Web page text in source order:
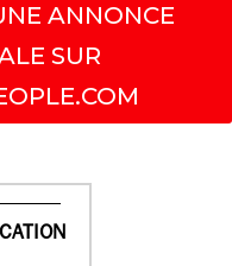
ANNONCE
SUR